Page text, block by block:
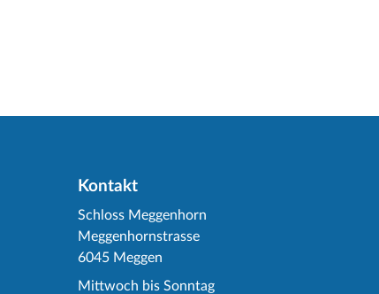
Kontakt
Schloss Meggenhorn
Meggenhornstrasse
6045 Meggen
Mittwoch bis Sonntag